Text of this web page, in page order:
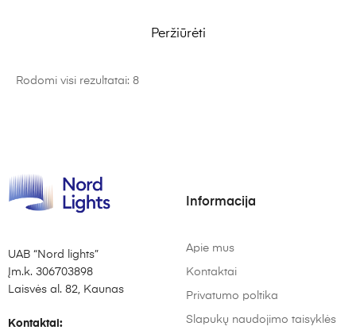
Peržiūrėti
Rodomi visi rezultatai: 8
UAB “Nord lights”
Įm.k. 306703898
Laisvės al. 82, Kaunas
Kontaktai:
Informacija
Apie mus
Kontaktai
Privatumo poltika
Slapukų naudojimo taisyklės